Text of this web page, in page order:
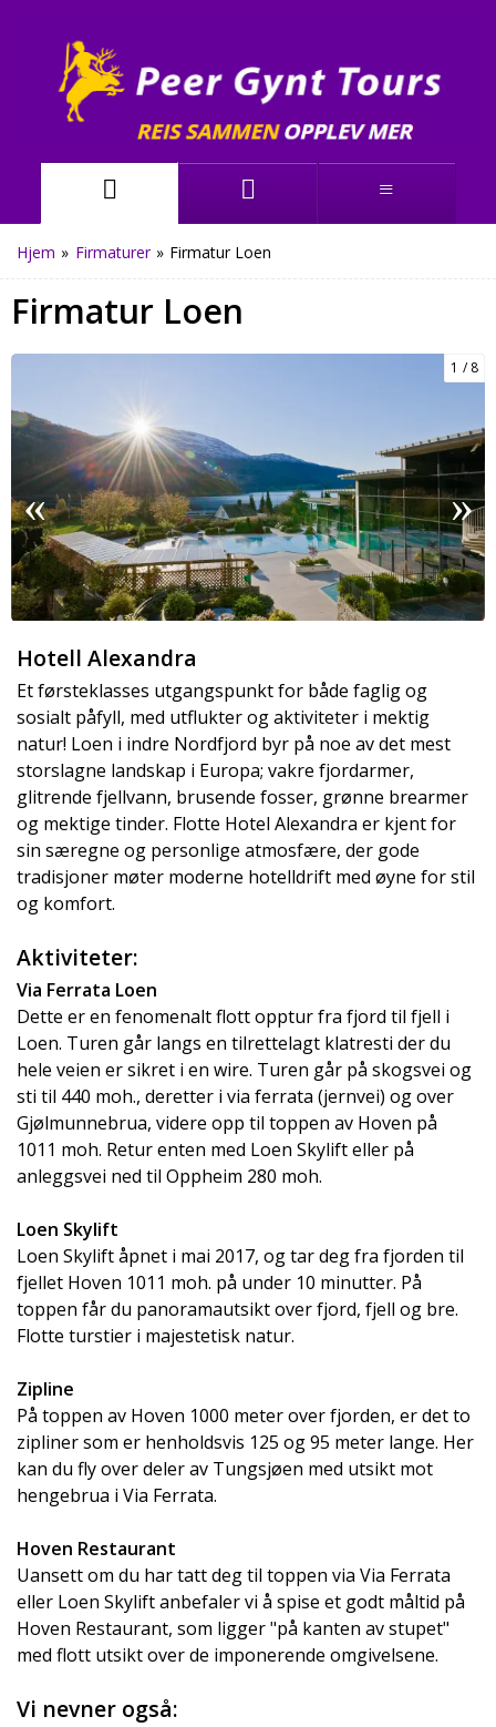
Hjem » Firmaturer » Firmatur Loen
Firmatur Loen
1 8
Hotell Alexandra
Et førsteklasses utgangspunkt for både faglig og
sosialt påfyll, med utflukter og aktiviteter i mektig
natur! Loen i indre Nordfjord byr på noe av det mest
storslagne landskap i Europa; vakre fjordarmer,
glitrende fjellvann, brusende fosser, grønne brearmer
og mektige tinder. Flotte Hotel Alexandra er kjent for
sin særegne og personlige atmosfære, der gode
tradisjoner møter moderne hotelldrift med øyne for stil
og komfort.
Aktiviteter:
Via Ferrata Loen
Dette er en fenomenalt flott opptur fra fjord til fjell i
Loen. Turen går langs en tilrettelagt klatresti der du
hele veien er sikret i en wire. Turen går på skogsvei og
sti til 440 moh., deretter i via ferrata (jernvei) og over
Gjølmunnebrua, videre opp til toppen av Hoven på
1011 moh. Retur enten med Loen Skylift eller på
anleggsvei ned til Oppheim 280 moh.
Loen Skylift
Loen Skylift åpnet i mai 2017, og tar deg fra fjorden til
fjellet Hoven 1011 moh. på under 10 minutter. På
toppen får du panoramautsikt over fjord, fjell og bre.
Flotte turstier i majestetisk natur.
Zipline
På toppen av Hoven 1000 meter over fjorden, er det to
zipliner som er henholdsvis 125 og 95 meter lange. Her
kan du fly over deler av Tungsjøen med utsikt mot
hengebrua i Via Ferrata.
Hoven Restaurant
Uansett om du har tatt deg til toppen via Via Ferrata
eller Loen Skylift anbefaler vi å spise et godt måltid på
Hoven Restaurant, som ligger "på kanten av stupet"
med flott utsikt over de imponerende omgivelsene.
Vi nevner også: